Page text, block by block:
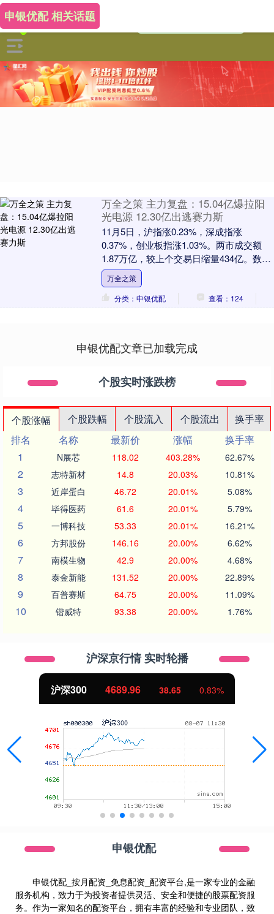
申银优配 相关话题
万全之策 主力复盘：15.04亿爆拉阳
光电源 12.30亿出逃赛力斯
11月5日，沪指涨0.23%，深成指涨
0.37%，创业板指涨1.03%。两市成交额
1.87万亿，较上个交易日缩量434亿。数据
显示，今日大盘主力资金净流出126....
万全之策
分类：申银优配
查看：124
申银优配文章已加载完成
个股实时涨跌榜
个股涨幅 个股跌幅 个股流入 个股流出
换手率
排名
名称 最新价 涨幅
换手率
1
N展芯 118.02 403.28% 62.67%
2 志特新材 14.8 20.03% 10.81%
3 近岸蛋白 46.72 20.01% 5.08%
4 毕得医药 61.6 20.01% 5.79%
5 一博科技 53.33 20.01% 16.21%
6 方邦股份 146.16 20.00% 6.62%
7 南模生物 42.9 20.00% 4.68%
8 泰金新能 131.52 20.00% 22.89%
9 百普赛斯 64.75 20.00% 11.09%
10 锴威特 93.38 20.00% 1.76%
沪深京行情 实时轮播
沪深300 4689.96 38.65 0.83%
申银优配
申银优配_按月配资_免息配资_配资平台,是一家专业的金融
服务机构，致力于为投资者提供灵活、安全和便捷的股票配资服
务。作为一家知名的配资平台，拥有丰富的经验和专业团队，致